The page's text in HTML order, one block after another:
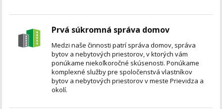
Prvá súkromná správa domov
Medzi naše činnosti patrí správa domov, správa
bytov a nebytových priestorov, v ktorých vám
ponúkame niekoľkoročné skúsenosti. Ponúkame
komplexné služby pre spoločenstvá vlastníkov
bytov a nebytových priestorov v meste Prievidza a
okolí.